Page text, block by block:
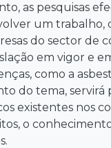
as pesquisas
um
do sector de
em vigor e
como a
do tema, servirá
existentes nos
o